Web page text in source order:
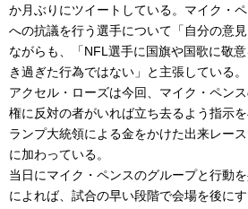
か月ぶりにツイートしている。マイク・
への抗議を行う選手について「自分の意
ながらも、「NFL選手に国旗や国歌に敬
き過ぎた行為ではない」と主張している。
アクセル・ローズは今回、マイク・ペン
権に反対の者がいれば立ち去るよう指示
ランプ大統領による金をかけた出来レー
に加わっている。
当日にマイク・ペンスのグループと行動
によれば、試合の早い段階で会場を後に